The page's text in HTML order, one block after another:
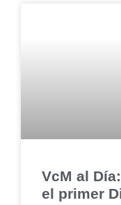
VcM al
el primer